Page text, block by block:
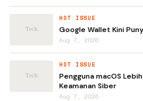
HOT ISSUE
Google Wallet Kini
Aug 7, 2026
HOT ISSUE
Pengguna macOS
Keamanan Siber
Aug 7, 2026